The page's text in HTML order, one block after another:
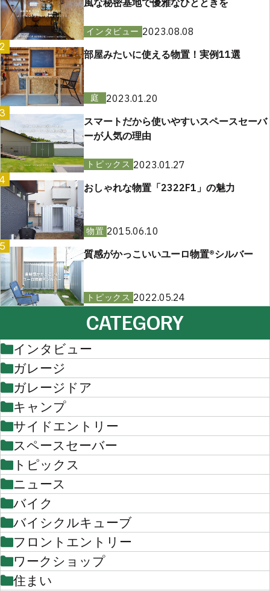
風な秘密基地で優雅なひとときを
インタビュー 2023.08.08
2
部屋みたいに使える物置！実例11選
庭
2023.01.20
スマートだから使いやすいスペースセーバ
ーが人気の理由
トピックス 2023.01.27
おしゃれな物置「2322F1」の魅力
物置 2015.06.10
質感がかっこいいユーロ物置®︎シルバー
トピックス 2022.05.24
CATEGORY
インタビュー
ガレージ
ガレージドア
キャンプ
サイドエントリー
スペースセーバー
トピックス
ニュース
バイク
バイシクルキューブ
フロントエントリー
ワークショップ
住まい